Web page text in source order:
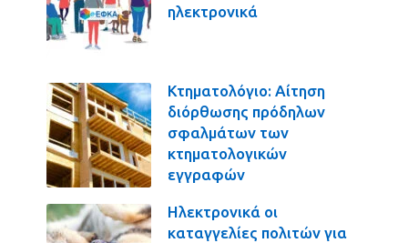
ηλεκτρονικά
Κτηματολόγιο: Αίτηση
διόρθωσης πρόδηλων
σφαλμάτων των
κτηματολογικών
εγγραφών
Ηλεκτρονικά οι
καταγγελίες πολιτών για